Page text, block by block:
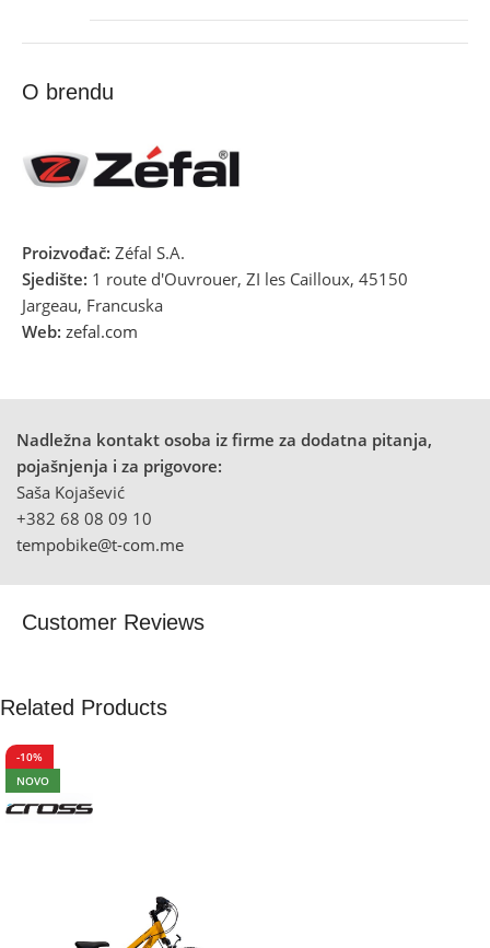
O brendu
Proizvođač: Zéfal S.A.
Sjedište: 1 route d'Ouvrouer, ZI les Cailloux, 45150
Jargeau, Francuska
Web: zefal.com
Nadležna kontakt osoba iz firme za dodatna pitanja,
pojašnjenja i za prigovore:
Saša Kojašević
+382 68 08 09 10
tempobike@t-com.me
Customer Reviews
Related Products
-10%
NOVO